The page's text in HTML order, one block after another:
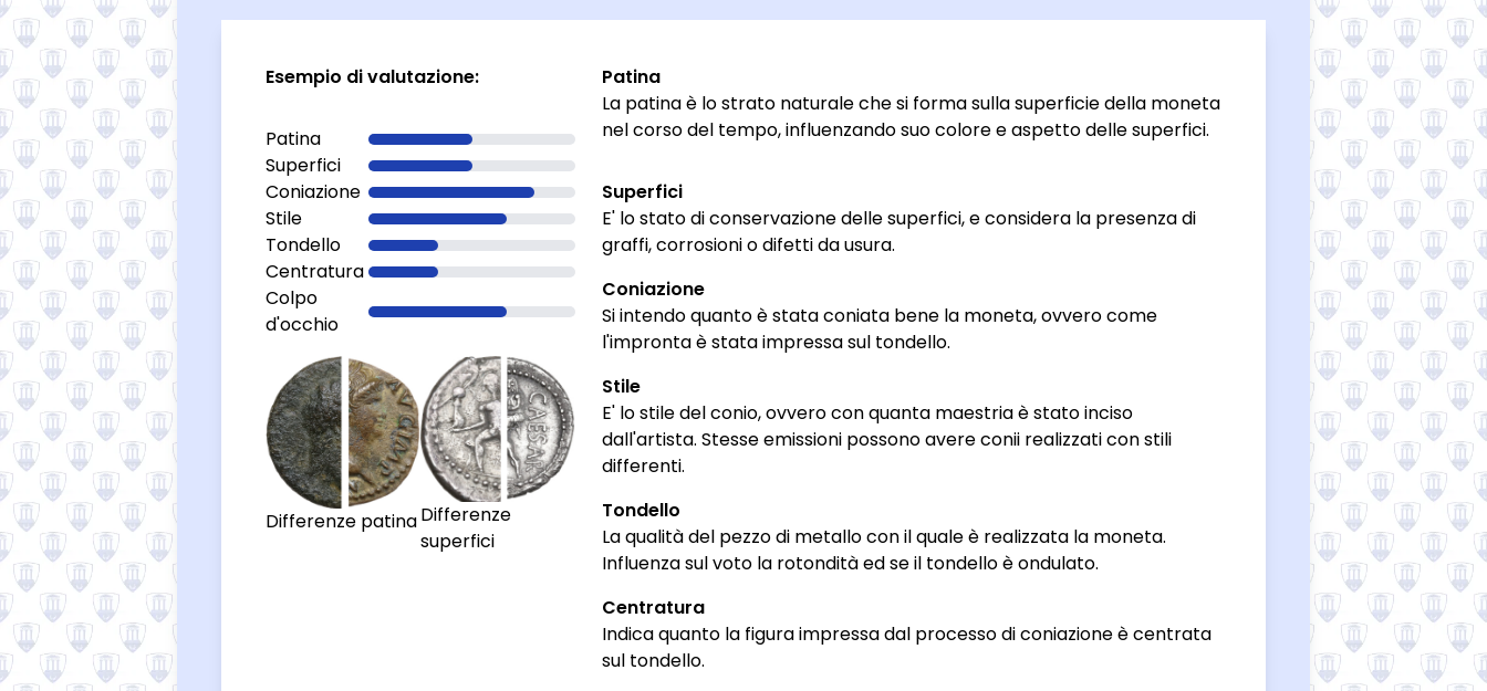
Esempio di valutazione:
Patina
Superfici
Coniazione
Stile
Tondello
Centratura
Colpo
d'occhio
Differenze patinaDifferenze
superfici
Patina
La patina è lo strato naturale che si forma sulla superficie della moneta
nel corso del tempo, influenzando suo colore e aspetto delle superfici.
Superfici
E' lo stato di conservazione delle superfici, e considera la presenza di
graffi, corrosioni o difetti da usura.
Coniazione
Si intendo quanto è stata coniata bene la moneta, ovvero come
l'impronta è stata impressa sul tondello.
Stile
E' lo stile del conio, ovvero con quanta maestria è stato inciso
dall'artista. Stesse emissioni possono avere conii realizzati con stili
differenti.
Tondello
La qualità del pezzo di metallo con il quale è realizzata la moneta.
Influenza sul voto la rotondità ed se il tondello è ondulato.
Centratura
Indica quanto la figura impressa dal processo di coniazione è centrata
sul tondello.